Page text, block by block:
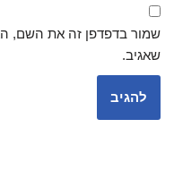
שמור בדפדפן זה את השם,
שאגיב.